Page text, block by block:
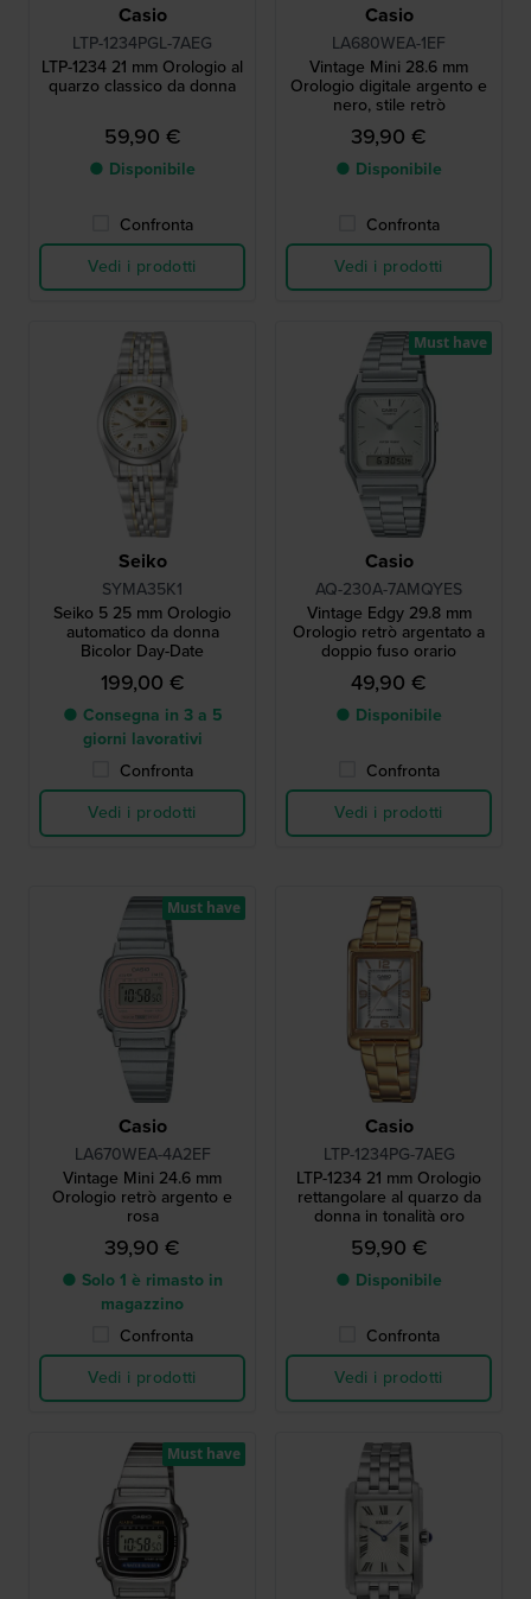
Casio
LTP-1234PGL-7AEG
LTP-1234 21 mm Orologio al
quarzo classico da donna
59,90 €
● Disponibile
Confronta
Vedi i prodotti
Casio
LA680WEA-1EF
Vintage Mini 28.6 mm
Orologio digitale argento e
nero, stile retrò
39,90 €
● Disponibile
Confronta
Vedi i prodotti
Seiko
SYMA35K1
Seiko 5 25 mm Orologio
automatico da donna
Bicolor Day-Date
199,00 €
● Consegna in 3 a 5
giorni lavorativi
Confronta
Vedi i prodotti
Casio
AQ-230A-7AMQYES
Vintage Edgy 29.8 mm
Orologio retrò argentato a
doppio fuso orario
49,90 €
● Disponibile
Confronta
Vedi i prodotti
Must have
Casio
LA670WEA-4A2EF
Vintage Mini 24.6 mm
Orologio retrò argento e
rosa
39,90 €
● Solo 1 è rimasto in
magazzino
Confronta
Vedi i prodotti
Must have
Casio
LTP-1234PG-7AEG
LTP-1234 21 mm Orologio
rettangolare al quarzo da
donna in tonalità oro
59,90 €
● Disponibile
Confronta
Vedi i prodotti
Must have